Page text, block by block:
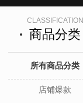
CLASSIFICATION
商品分类
所有商品分类
店铺爆款